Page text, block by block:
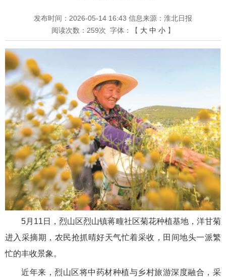
发布时间：2026-05-14 16:43 信息来源：淮北日报
阅读次数： 259次 字体：【 大 中 小 】
5月11日，烈山区烈山镇蒋疃社区菊花种植基地，洋甘菊
进入采摘期，农民抢抓晴好天气忙着采收，田间地头一派繁
忙的丰收景象。
近年来，烈山区将中药材种植与乡村旅游深度融合，采